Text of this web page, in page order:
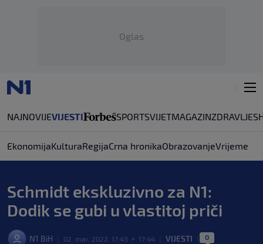
Oglas
NAJNOVIJEVIJESTI SPORTSVIJETMAGAZINZDRAVLJE
EkonomijaKulturaRegijaCrna hronikaObrazovanjeVrijeme
Schmidt ekskluzivno za N1:
Dodik se gubi u vlastitoj priči
N1 BiH 02. mar. 2022. 17:43 > 17:44 VIJESTI 0